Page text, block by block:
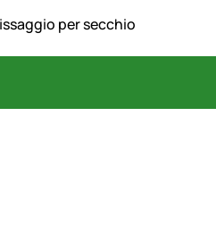
per secchio